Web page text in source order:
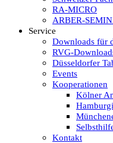
RA-MICRO
ARBER-
Service
Downloads für
RVG-
Düsseldorfer
Events
Kooperationen
Kölner
Kontakt